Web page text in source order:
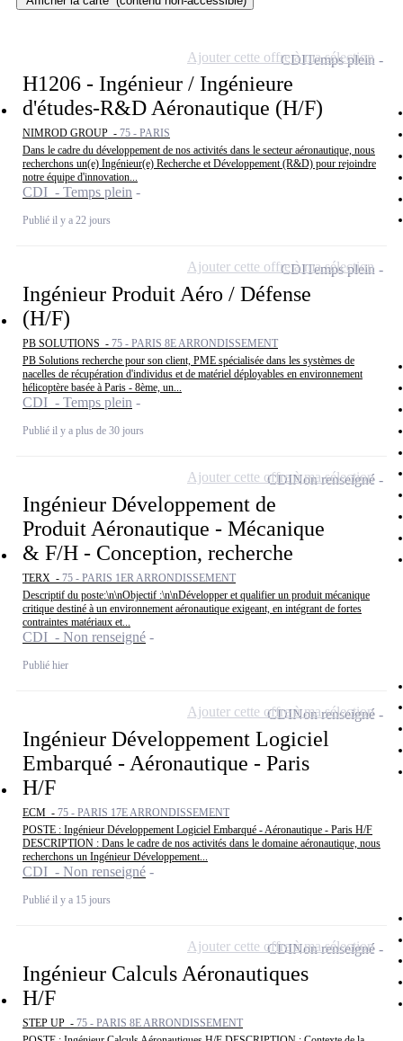
H1206 - Ingénieur / Ingénieure
d'études-R&D Aéronautique (H/F)
NIMROD GROUP - 75 - PARIS
Dans le cadre du développement de nos activités dans le secteur aéronautique, nous
recherchons un(e) Ingénieur(e) Recherche et Développement (R&D) pour rejoindre
notre équipe d'innovation...
CDI - Temps plein
Publié il y a 22 jours
CDITemps plein
Ajouter cette offre à ma sélection
Ingénieur Produit Aéro / Défense
(H/F)
PB SOLUTIONS - 75 - PARIS 8E ARRONDISSEMENT
PB Solutions recherche pour son client, PME spécialisée dans les systèmes de
nacelles de récupération d'individus et de matériel déployables en environnement
hélicoptère basée à Paris - 8ème, un...
CDI - Temps plein
Publié il y a plus de 30 jours
CDITemps plein
Ajouter cette offre à ma sélection
Ingénieur Développement de
Produit Aéronautique - Mécanique
& F/H - Conception, recherche
TERX - 75 - PARIS 1ER ARRONDISSEMENT
Descriptif du poste:\n\nObjectif :\n\nDévelopper et qualifier un produit mécanique
critique destiné à un environnement aéronautique exigeant, en intégrant de fortes
contraintes matériaux et...
CDI - Non renseigné
Publié hier
CDINon renseigné
Ajouter cette offre à ma sélection
Ingénieur Développement Logiciel
Embarqué - Aéronautique - Paris
H/F
ECM - 75 - PARIS 17E ARRONDISSEMENT
POSTE : Ingénieur Développement Logiciel Embarqué - Aéronautique - Paris H/F
DESCRIPTION : Dans le cadre de nos activités dans le domaine aéronautique, nous
recherchons un Ingénieur Développement...
CDI - Non renseigné
Publié il y a 15 jours
CDINon renseigné
Ajouter cette offre à ma sélection
Ingénieur Calculs Aéronautiques
H/F
STEP UP - 75 - PARIS 8E ARRONDISSEMENT
CDINon renseigné
Ajouter cette offre à ma sélection